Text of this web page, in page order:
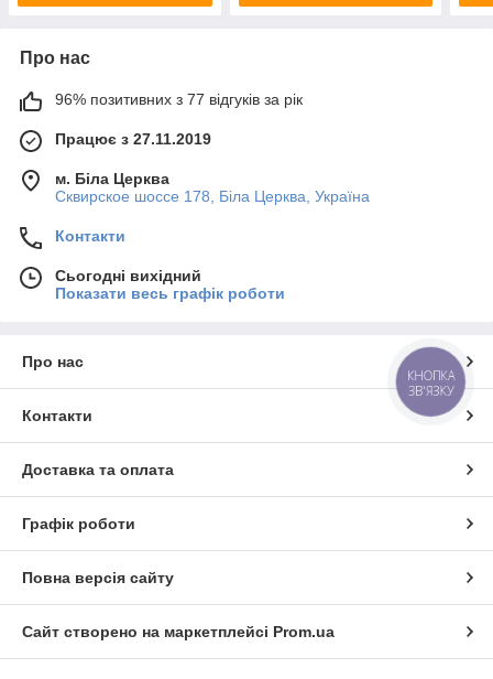
Про нас
96% позитивних з 77 відгуків за рік
Працює з 27.11.2019
м. Біла Церква
Сквирское шоссе 178, Біла Церква, Україна
Контакти
Сьогодні вихідний
Показати весь графік роботи
Про нас
Контакти
Доставка та оплата
Графік роботи
Повна версія сайту
Сайт створено на маркетплейсі Prom.ua
КНОПКА
ЗВ'ЯЗКУ